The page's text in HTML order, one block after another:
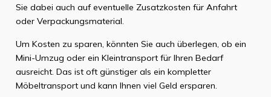
Sie dabei auch auf eventuelle Zusatzkosten für Anfahrt
oder Verpackungsmaterial.
Um Kosten zu sparen, könnten Sie auch überlegen, ob ein
Mini-Umzug oder ein Kleintransport für Ihren Bedarf
ausreicht. Das ist oft günstiger als ein kompletter
Möbeltransport und kann Ihnen viel Geld ersparen.